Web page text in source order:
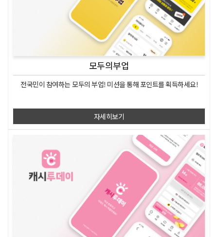
모두의부업
전국민이 참여하는모두의 부업! 미션을 통해 포인트를 획득하세요!
자세히보기